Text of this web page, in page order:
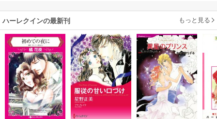
ハーレクインの最新刊 もっと見る